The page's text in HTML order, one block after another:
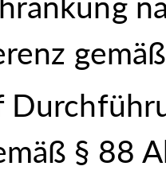
§ 88